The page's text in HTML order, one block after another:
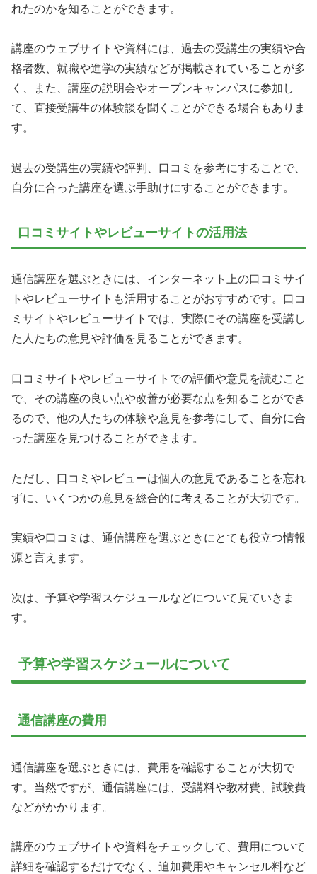
れたのかを知ることができます。
講座のウェブサイトや資料には、過去の受講生の実績や合
格者数、就職や進学の実績などが掲載されていることが多
く、また、講座の説明会やオープンキャンパスに参加し
て、直接受講生の体験談を聞くことができる場合もありま
す。
過去の受講生の実績や評判、口コミを参考にすることで、
自分に合った講座を選ぶ手助けにすることができます。
口コミサイトやレビューサイトの活用法
通信講座を選ぶときには、インターネット上の口コミサイ
トやレビューサイトも活用することがおすすめです。口コ
ミサイトやレビューサイトでは、実際にその講座を受講し
た人たちの意見や評価を見ることができます。
口コミサイトやレビューサイトでの評価や意見を読むこと
で、その講座の良い点や改善が必要な点を知ることができ
るので、他の人たちの体験や意見を参考にして、自分に合
った講座を見つけることができます。
ただし、口コミやレビューは個人の意見であることを忘れ
ずに、いくつかの意見を総合的に考えることが大切です。
実績や口コミは、通信講座を選ぶときにとても役立つ情報
源と言えます。
次は、予算や学習スケジュールなどについて見ていきま
す。
予算や学習スケジュールについて
通信講座の費用
通信講座を選ぶときには、費用を確認することが大切で
す。当然ですが、通信講座には、受講料や教材費、試験費
などがかかります。
講座のウェブサイトや資料をチェックして、費用について
詳細を確認するだけでなく、追加費用やキャンセル料など